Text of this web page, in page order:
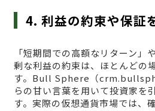
4. 利益の約束や保証
「短期間での高額なリターン」
剰な利益の約束は、ほとんどの
す。Bull Sphere（
らの甘い言葉を用いて投資家を
す。実際の仮想通貨市場では、